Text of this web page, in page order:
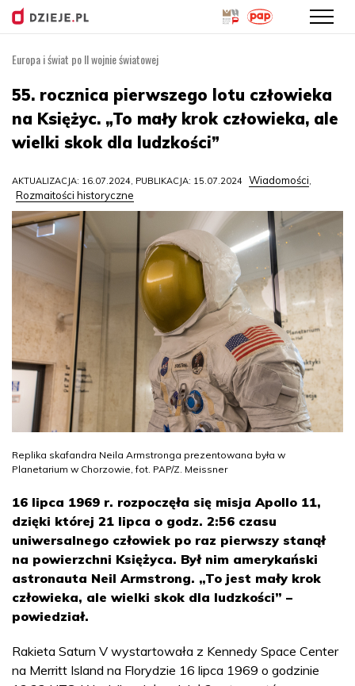
treści
Europa i świat po II wojnie światowej
55. rocznica pierwszego lotu człowieka
na Księżyc. „To mały krok człowieka, ale
wielki skok dla ludzkości”
AKTUALIZACJA: 16.07.2024, PUBLIKACJA: 15.07.2024 Wiadomości,
Rozmaitości historyczne
Replika skafandra Neila Armstronga prezentowana była w
Planetarium w Chorzowie, fot. PAP/Z. Meissner
16 lipca 1969 r. rozpoczęła się misja Apollo 11,
dzięki której 21 lipca o godz. 2:56 czasu
uniwersalnego człowiek po raz pierwszy stanął
na powierzchni Księżyca. Był nim amerykański
astronauta Neil Armstrong. „To jest mały krok
człowieka, ale wielki skok dla ludzkości” –
powiedział.
Rakieta Saturn V wystartowała z Kennedy Space Center
na Merritt Island na Florydzie 16 lipca 1969 o godzinie